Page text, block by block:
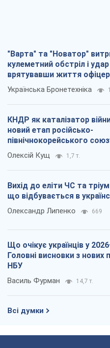
"Варта" та "Новатор"
кулеметний обстріл і
врятувавши життя
Українська Бронетехніка
КНДР як каталізатор
новий етап російсько-
північнокорейського
Олексій Кущ 1,7 т.
Вихід до еліти ЧС та
що відбувається в
Олександр Липенко 669
Що очікує українців у
Головні висновки з нових
НБУ
Василь Фурман 14,7 т.
Всі думки